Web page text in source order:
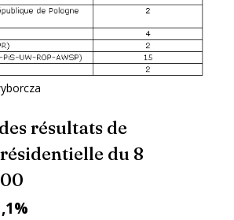
résultats de
du 8